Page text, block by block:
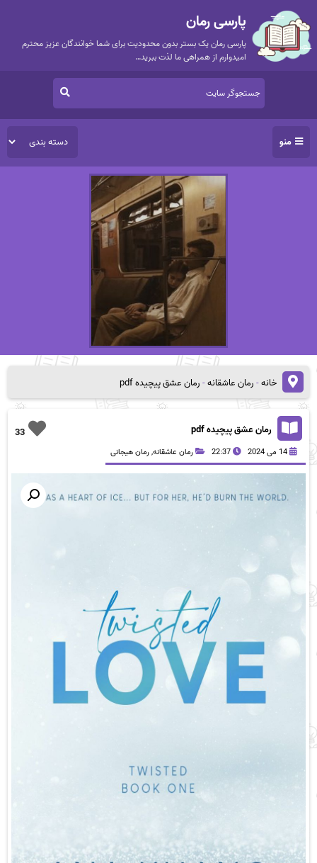
پارسی رمان
پارسی رمان یک بستر بدون محدودیت برای شما خوانندگان عزیز محترم
امیدوارم از همراهی ما لذت ببرید…
منو
خانه-رمان عاشقانه-رمان عشق پیچیده pdf
33 رمان عشق پیچیده pdf
14 می 2024 22:37 رمان عاشقانه,رمان هیجانی